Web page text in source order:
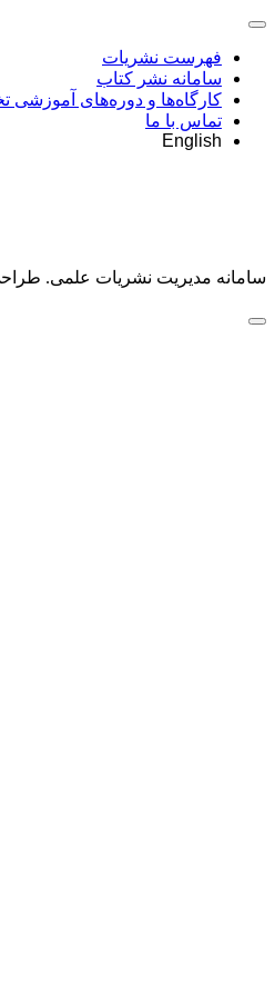
فهرست نشریات
سامانه نشر کتاب
کارگاه‌ها و دوره‌های
تماس با ما
English
سامانه مدیریت نشریات علمی.